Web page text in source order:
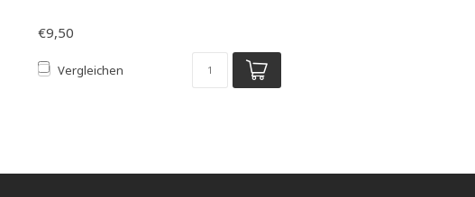
€9,50
Vergleichen